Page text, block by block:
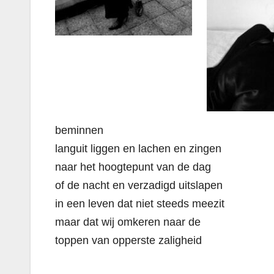
beminnen
languit liggen en lachen en zingen
naar het hoogtepunt van de dag
of de nacht en verzadigd uitslapen
in een leven dat niet steeds meezit
maar dat wij omkeren naar de
toppen van opperste zaligheid